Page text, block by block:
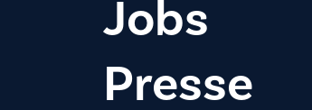
Jobs
Presse